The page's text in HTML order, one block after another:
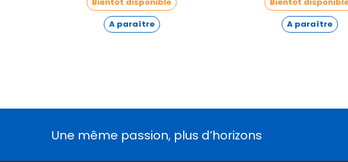
A paraître
A paraître
Une même passion, plus d’horizons